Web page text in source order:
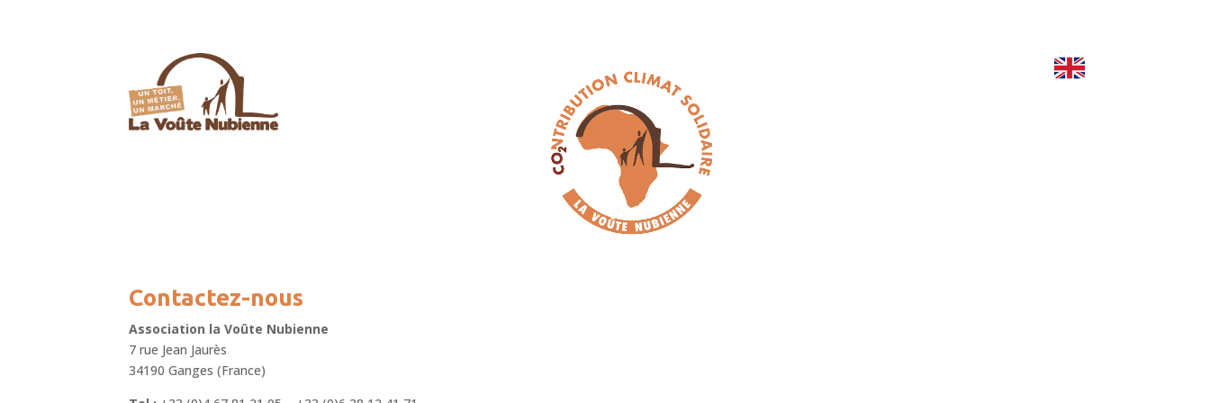
Contactez-nous
Association la Voûte Nubienne
7 rue Jean Jaurès
34190 Ganges (France)